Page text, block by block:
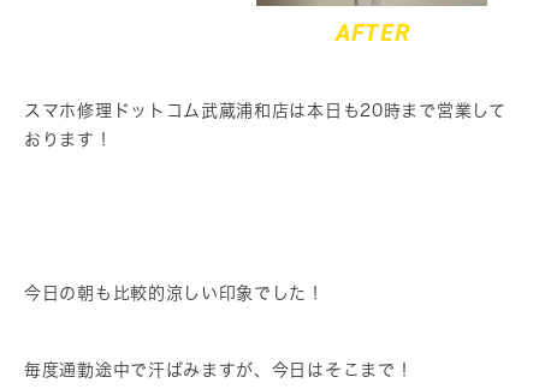
AFTER
スマホ修理ドットコム武蔵浦和店は本日も20時まで営業して
おります！
今日の朝も比較的涼しい印象でした！
毎度通勤途中で汗ばみますが、今日はそこまで！